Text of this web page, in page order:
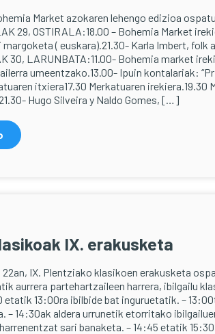
Market azokaren lehengo edizioa
29, OSTIRALA:18.00 – Bohemia Market
( euskara).21.30- Karla Imbert, folk
30, LARUNBATA:11.00- Bohemia market
umeentzako.13.00- Ipuin kontalariak:
itxiera17.30 Merkatuaren irekiera.19.30
Hugo Silveira y Naldo Gomes, […]
IX. erakusketa
IX. Plentziako klasikoen erakusketa
aurrera partehartzaileen harrera, ibilgailu
etatik 13:00ra ibilbide bat inguruetatik. –
– 14:30ak aldera urrunetik etorritako
sari banaketa. – 14:45 etatik